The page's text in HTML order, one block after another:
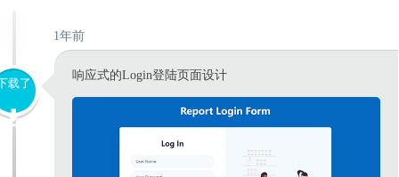
1年前
载了
响应式的Login登陆页面设计